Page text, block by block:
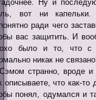
Ну и
вот ни капельки.
ради чего
вас защитить. И
было и то, что с
никак не
странно, вроде и
описываете, что как-
понял, одумался и